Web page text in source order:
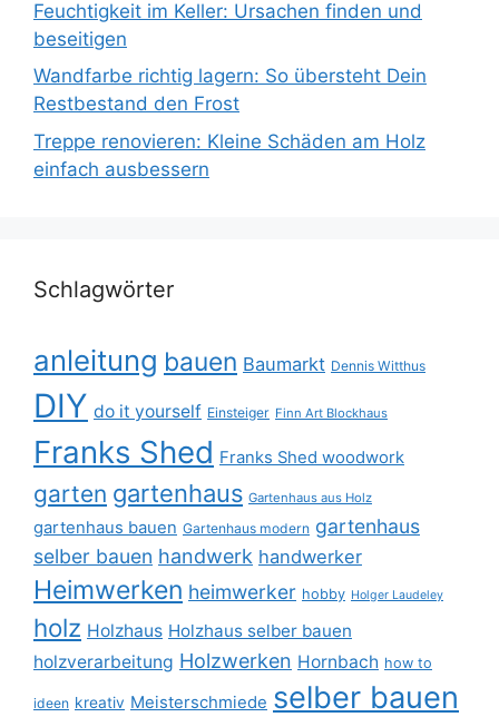
Feuchtigkeit im Keller: Ursachen finden und
beseitigen
Wandfarbe richtig lagern: So übersteht Dein
Restbestand den Frost
Treppe renovieren: Kleine Schäden am Holz
einfach ausbessern
Schlagwörter
anleitung bauen Baumarkt Dennis Witthus
DIY do it yourself Einsteiger Finn Art Blockhaus
Franks Shed Franks Shed woodwork
garten gartenhaus Gartenhaus aus Holz
gartenhaus bauen Gartenhaus modern gartenhaus
selber bauen handwerk handwerker
Heimwerken heimwerker hobby Holger Laudeley
holz Holzhaus Holzhaus selber bauen
holzverarbeitung Holzwerken Hornbach how to
ideen kreativ Meisterschmiede selber bauen